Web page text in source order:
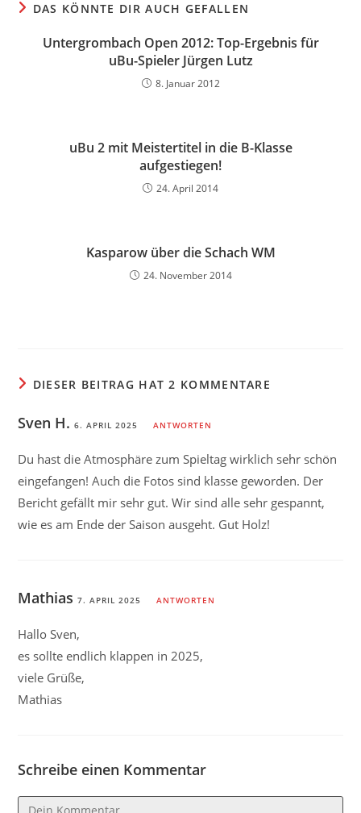
DAS KÖNNTE DIR AUCH GEFALLEN
Untergrombach Open 2012: Top-Ergebnis für
uBu-Spieler Jürgen Lutz
8. Januar 2012
uBu 2 mit Meistertitel in die B-Klasse
aufgestiegen!
24. April 2014
Kasparow über die Schach WM
24. November 2014
DIESER BEITRAG HAT 2 KOMMENTARE
Sven H. 6. APRIL 2025 ANTWORTEN
Du hast die Atmosphäre zum Spieltag wirklich sehr schön
eingefangen! Auch die Fotos sind klasse geworden. Der
Bericht gefällt mir sehr gut. Wir sind alle sehr gespannt,
wie es am Ende der Saison ausgeht. Gut Holz!
Mathias 7. APRIL 2025 ANTWORTEN
Hallo Sven,
es sollte endlich klappen in 2025,
viele Grüße,
Mathias
Schreibe einen Kommentar
Kommentar